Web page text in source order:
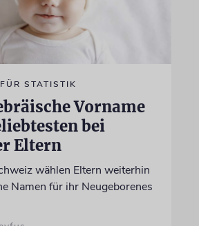
STATISTIK
Vorname
bei
Eltern
wählen Eltern weiterhin
Namen für ihr Neugeborenes